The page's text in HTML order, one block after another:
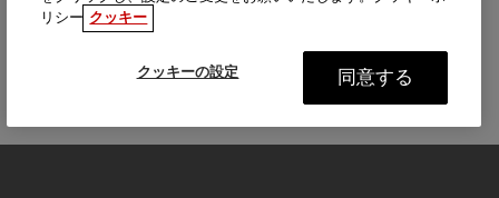
リシー クッキー
クッキーの設定 同意する